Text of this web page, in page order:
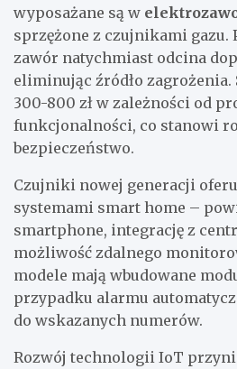
wyposażane są w
sprzężone z czujnikami
zawór natychmiast odcina
eliminując źródło zagrożenia.
300-800 zł w zależności od
funkcjonalności, co stanowi
bezpieczeństwo.
Czujniki nowej generacji
systemami smart home –
smartphone, integrację z
możliwość zdalnego
modele mają wbudowane
przypadku alarmu
do wskazanych numerów.
Rozwój technologii IoT